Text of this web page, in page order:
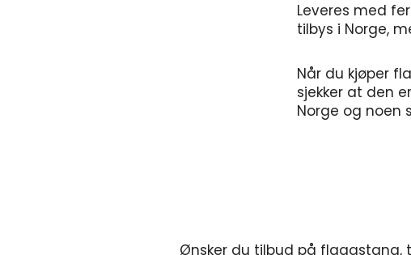
Leveres med
tilbys i Norge,
Når du kjøper
sjekker at den
Norge og noen
Ønsker du tilbud på flaggstang,